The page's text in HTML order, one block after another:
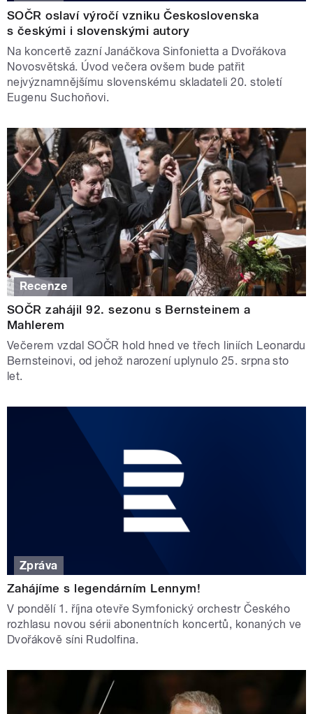
SOČR oslaví výročí vzniku Československa
s českými i slovenskými autory
Na koncertě zazní Janáčkova Sinfonietta a Dvořákova
Novosvětská. Úvod večera ovšem bude patřit
nejvýznamnějšímu slovenskému skladateli 20. století
Eugenu Suchoňovi.
Recenze
SOČR zahájil 92. sezonu s Bernsteinem a
Mahlerem
Večerem vzdal SOČR hold hned ve třech liniích Leonardu
Bernsteinovi, od jehož narození uplynulo 25. srpna sto
let.
Zpráva
Zahájíme s legendárním Lennym!
V pondělí 1. října otevře Symfonický orchestr Českého
rozhlasu novou sérii abonentních koncertů, konaných ve
Dvořákově síni Rudolfina.